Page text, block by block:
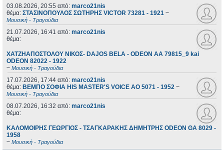
03.08.2026, 20:55 από: marco21nis
θέμα: ΣΤΑΣΙΝΟΠΟΥΛΟΣ ΣΩΤΗΡΗΣ VICTOR 73281 - 1921 ~
Μουσική - Τραγούδια
21.07.2026, 16:41 από: marco21nis
θέμα:
ΧΑΤΖΗΑΠΟΣΤΟΛΟΥ ΝΙΚΟΣ- DAJOS BELA - ODEON AA 79815_9 kai
ODEON 82022 - 1922
~ Μουσική - Τραγούδια
17.07.2026, 17:44 από: marco21nis
θέμα: ΒΕΜΠΟ ΣΟΦΙΑ HIS MASTER'S VOICE AO 5071 - 1952 ~
Μουσική - Τραγούδια
08.07.2026, 16:32 από: marco21nis
θέμα:
ΚΑΛΟΜΟΙΡΗΣ ΓΕΩΡΓΙΟΣ - ΤΣΑΓΚΑΡΑΚΗΣ ΔΗΜΗΤΡΗΣ ODEON GA 8029 -
1958
~ Μουσική - Τραγούδια